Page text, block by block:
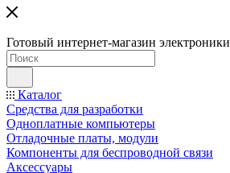
Готовый интернет-магазин электроники
Каталог
Средства для разработки
Одноплатные компьютеры
Отладочные платы, модули
Компоненты для беспроводной связи
Аксессуары